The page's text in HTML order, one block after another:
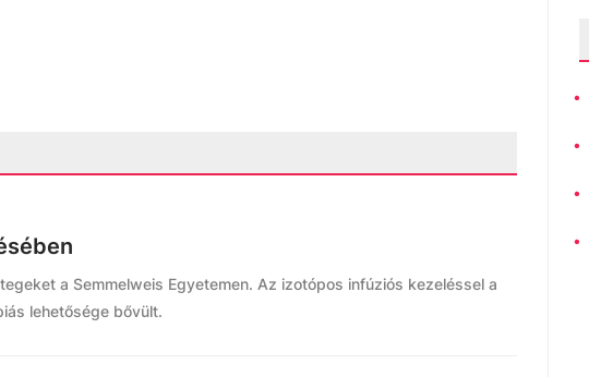
a Semmelweis Egyetemen. Az izotópos infúziós kezeléssel a
lehetősége bővült.
•
•
•
•